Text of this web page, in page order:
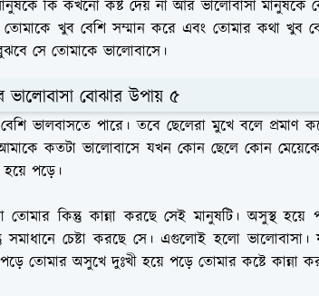
কি কখনো কষ্ট দেয় না আর ভালোবাসা
তোমাকে খুব বেশি সম্মান করে এবং তোমার কথা
সে তোমাকে ভালোবাসে।
ভালোবাসা বোঝার উপায় ৫
ভালবাসতে পারে। তবে ছেলেরা মুখে বলে প্রমাণ
কতটা ভালোবাসে যখন কোন ছেলে কোন
হয়ে পড়ে।
তোমার কিন্তু কান্না করছে সেই মানুষটি। অসুস্থ
সমাধানে চেষ্টা করছে সে। এগুলোই হলো
পড়ে তোমার অসুখে দুঃখী হয়ে পড়ে তোমার কষ্টে কান্না